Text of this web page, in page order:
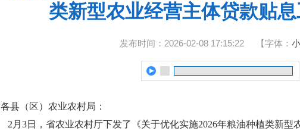
类新型农业经营主体贷款贴
发布时间：2026-02-08 17:15:22 【字体： 小
各县（区）农业农村局：
2月3日，省农业农村厅下发了《关于优化实施2026年粮油种植类新型